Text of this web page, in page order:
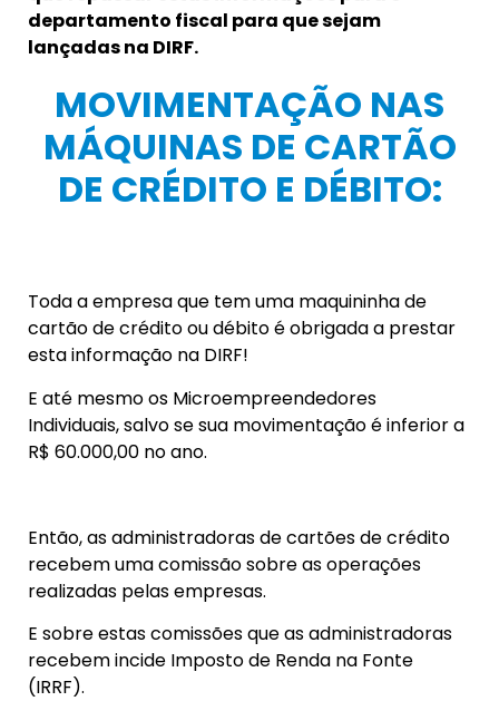
departamento fiscal para que sejam
lançadas na DIRF.
MOVIMENTAÇÃO NAS
MÁQUINAS DE CARTÃO
DE CRÉDITO E DÉBITO:
Toda a empresa que tem uma maquininha de
cartão de crédito ou débito é obrigada a prestar
esta informação na DIRF!
E até mesmo os Microempreendedores
Individuais, salvo se sua movimentação é inferior a
R$ 60.000,00 no ano.
Então, as administradoras de cartões de crédito
recebem uma comissão sobre as operações
realizadas pelas empresas.
E sobre estas comissões que as administradoras
recebem incide Imposto de Renda na Fonte
(IRRF).